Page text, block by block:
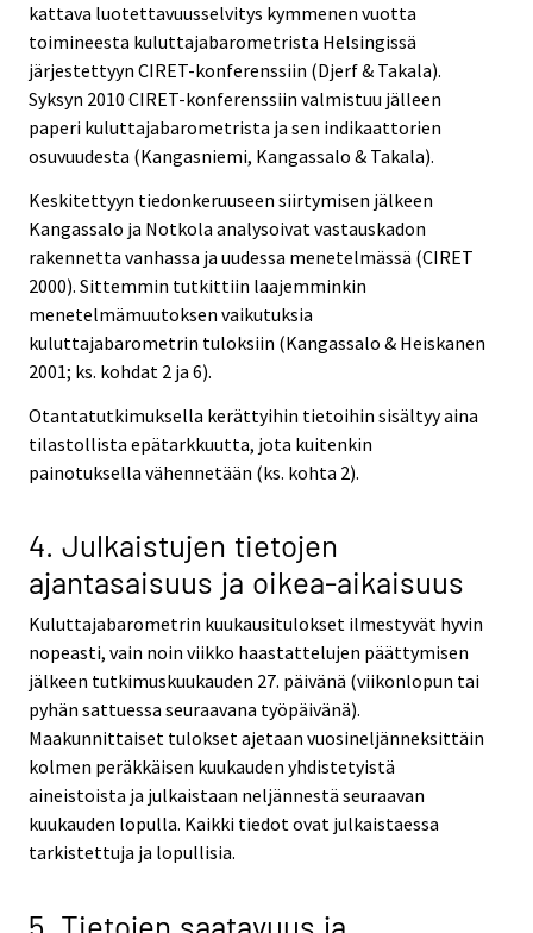
kattava luotettavuusselvitys kymmenen vuotta
toimineesta kuluttajabarometrista Helsingissä
järjestettyyn CIRET-konferenssiin (Djerf & Takala).
Syksyn 2010 CIRET-konferenssiin valmistuu jälleen
paperi kuluttajabarometrista ja sen indikaattorien
osuvuudesta (Kangasniemi, Kangassalo & Takala).
Keskitettyyn tiedonkeruuseen siirtymisen jälkeen
Kangassalo ja Notkola analysoivat vastauskadon
rakennetta vanhassa ja uudessa menetelmässä (CIRET
2000). Sittemmin tutkittiin laajemminkin
menetelmämuutoksen vaikutuksia
kuluttajabarometrin tuloksiin (Kangassalo & Heiskanen
2001; ks. kohdat 2 ja 6).
Otantatutkimuksella kerättyihin tietoihin sisältyy aina
tilastollista epätarkkuutta, jota kuitenkin
painotuksella vähennetään (ks. kohta 2).
4. Julkaistujen tietojen
ajantasaisuus ja oikea-aikaisuus
Kuluttajabarometrin kuukausitulokset ilmestyvät hyvin
nopeasti, vain noin viikko haastattelujen päättymisen
jälkeen tutkimuskuukauden 27. päivänä (viikonlopun tai
pyhän sattuessa seuraavana työpäivänä).
Maakunnittaiset tulokset ajetaan vuosineljänneksittäin
kolmen peräkkäisen kuukauden yhdistetyistä
aineistoista ja julkaistaan neljännestä seuraavan
kuukauden lopulla. Kaikki tiedot ovat julkaistaessa
tarkistettuja ja lopullisia.
5. Tietojen saatavuus ja